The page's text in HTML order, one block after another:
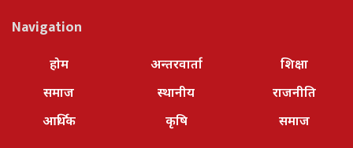
Navigation
होम
समाज
आर्थिक
अन्तरवार्ता
स्थानीय
कृषि
शिक्षा
राजनीति
समाज